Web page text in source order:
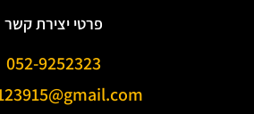
פרטי יצירת קשר
052-9252323